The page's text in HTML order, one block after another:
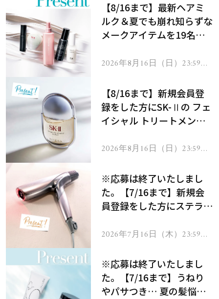
【8/16まで】最新ヘアミ
ルク＆夏でも崩れ知らずな
メークアイテムを19名様
2026年8月16日（日）23:59ま
【8/16まで】新規会員登
録をした方にSK-Ⅱの フェ
イシャル トリートメント
2026年8月16日（日）23:59ま
※応募は終了いたしまし
た。【7/16まで】新規会
員登録をした方にステラボ
ヘアドライヤー ジュエル
2026年7月16日（木）23:59ま
※応募は終了いたしまし
た。【7/16まで】うねり
やパサつき… 夏の髪悩み